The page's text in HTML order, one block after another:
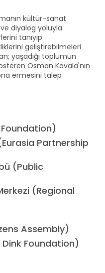
kültür-sanat
ve diyalog yoluyla
tanıyıp
geliştirebilmeleri
yaşadığı toplumun
Osman Kavala'nın
ermesini talep
Partnership
(Public
(Regional
Assembly)
Foundation)